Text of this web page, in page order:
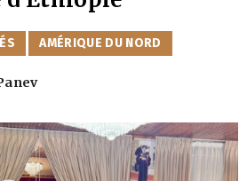
AMÉRIQUE DU NORD